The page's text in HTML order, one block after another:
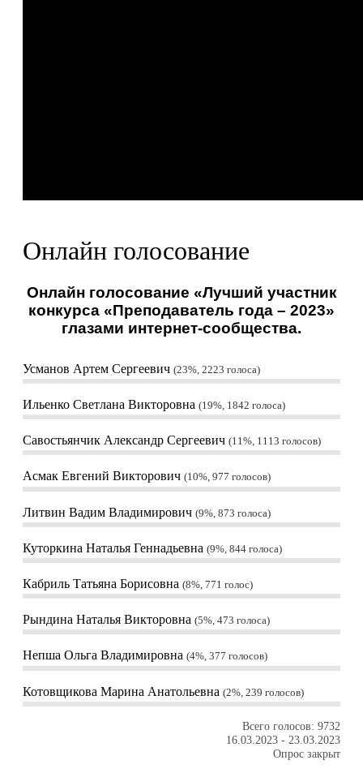
Онлайн голосование
Онлайн голосование «Лучший участник
конкурса «Преподаватель года – 2023»
глазами интернет-сообщества.
Усманов Артем Сергеевич 23%, 2223 голоса
Ильенко Светлана Викторовна 19%, 1842 голоса
Савостьянчик Александр Сергеевич 11%, 1113 голосов
Асмак Евгений Викторович 10%, 977 голосов
Литвин Вадим Владимирович 9%, 873 голоса
Куторкина Наталья Геннадьевна 9%, 844 голоса
Кабриль Татьяна Борисовна 8%, 771 голос
Рындина Наталья Викторовна 5%, 473 голоса
Непша Ольга Владимировна 4%, 377 голосов
Котовщикова Марина Анатольевна 2%, 239 голосов
Всего голосов: 9732
16.03.2023 - 23.03.2023
Опрос закрыт